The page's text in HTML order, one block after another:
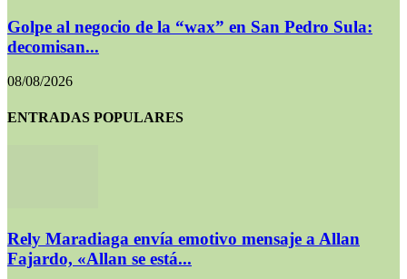
Golpe al negocio de la “wax” en San Pedro Sula:
decomisan...
08/08/2026
ENTRADAS POPULARES
Rely Maradiaga envía emotivo mensaje a Allan
Fajardo, «Allan se está...